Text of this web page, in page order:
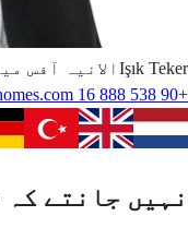
Işık Teker
الانیہ آفس
+90 538 888 16 16
نہیں جانتے